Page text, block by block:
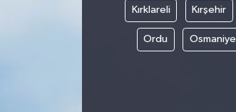
Kırklareli Kırşehir
Ordu Osmaniye